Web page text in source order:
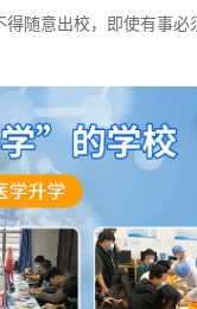
随意出校，即使有事必